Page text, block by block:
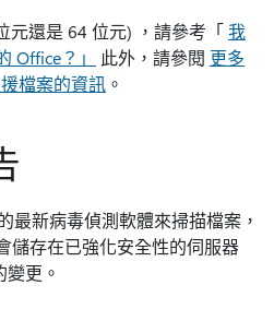
元還是 64 位元) ，請參考「我
Office？」
此外，請參閱 更多
檔案的資訊 。
最新病毒偵測軟體來掃描檔案，
儲存在已強化安全性的伺服器
變更。